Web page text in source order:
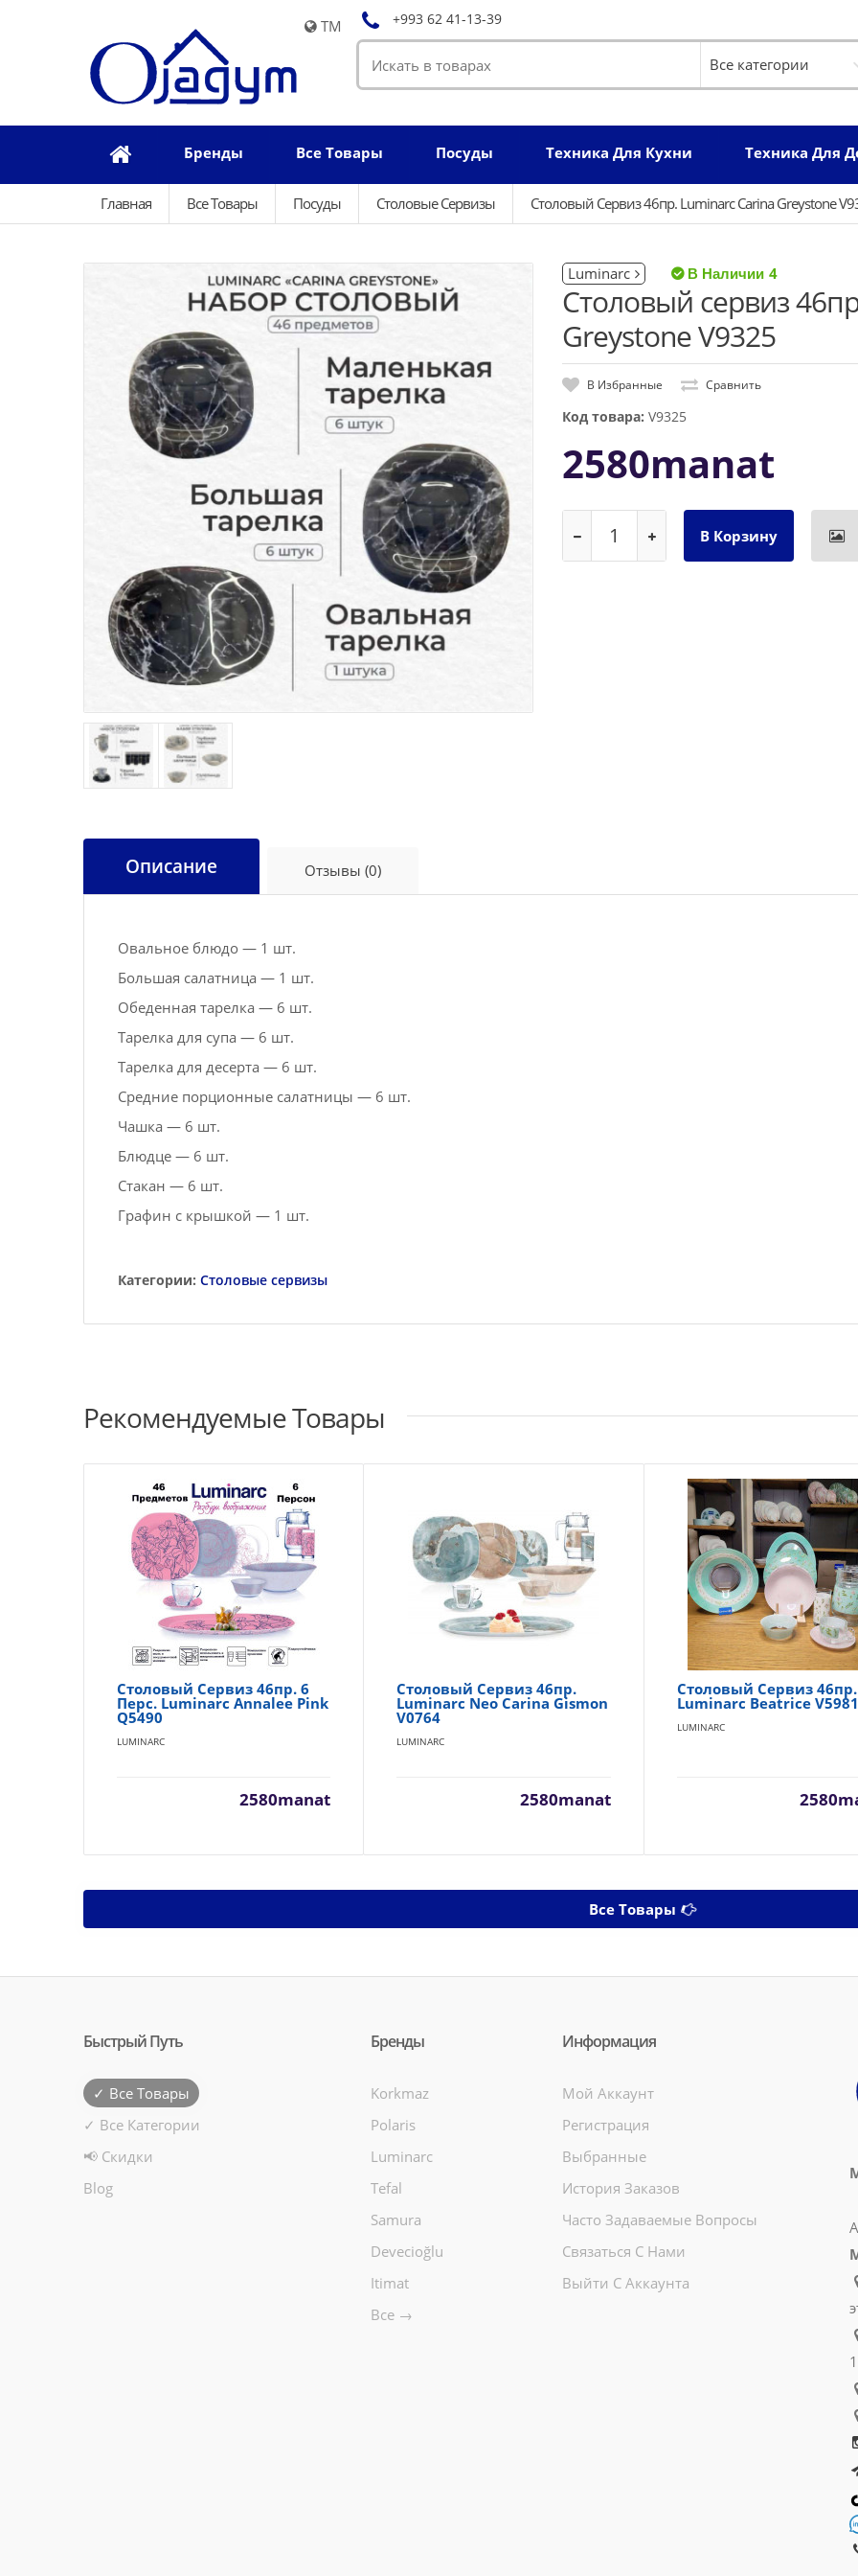
TM +993 62 41-13-39
Бренды Все Товары Посуды Техника Для Кухни Техника Для
Главная Все Товары Посуды Столовые Сервизы Столовый Сервиз 46пр. Luminarc Carina Greystone
Luminarc 4
Столовый сервиз
Greystone V9325
В Избранные Сравнить
Код товара: V9325
2580manat
Описание Отзывы (0)
Овальное блюдо — 1 шт.
Большая салатница — 1 шт.
Обеденная тарелка — 6 шт.
Тарелка для супа — 6 шт.
Тарелка для десерта — 6 шт.
Средние порционные салатницы — 6 шт.
Чашка — 6 шт.
Блюдце — 6 шт.
Стакан — 6 шт.
Графин с крышкой — 1 шт.
Категории: Столовые сервизы
Рекомендуемые Товары
Столовый Сервиз 46пр. 6
Перс. Luminarc Annalee Pink
Q5490
LUMINARC
2580manat
Столовый Сервиз 46пр.
Luminarc Neo Carina Gismon
V0764
LUMINARC
2580manat
Столовый Сервиз 46пр.
Luminarc Beatrice V5981
LUMINARC
Все Товары
Быстрый Путь
✓ Все Товары
✓ Все Категории
📢 Скидки
Blog
Бренды
Korkmaz
Polaris
Luminarc
Tefal
Samura
Devecioğlu
Itimat
Все →
Информация
Мой Аккаунт
Регистрация
Выбранные
История Заказов
Часто Задаваемые Вопросы
Связаться С Нами
Выйти С Аккаунта